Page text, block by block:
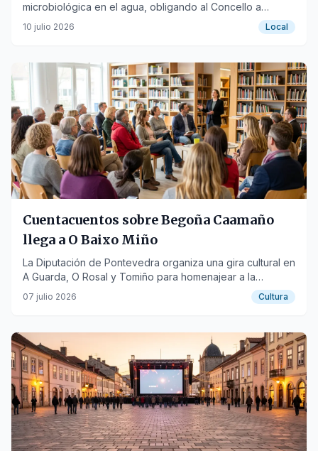
microbiológica en el agua, obligando al Concello a
restringir el acceso hasta un nuevo análisis.
10 julio 2026 Local
Cuentacuentos sobre Begoña Caamaño
llega a O Baixo Miño
La Diputación de Pontevedra organiza una gira cultural en
A Guarda, O Rosal y Tomiño para homenajear a la
periodista y escritora.
07 julio 2026 Cultura